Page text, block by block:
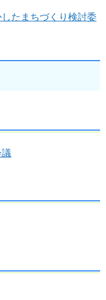
たまちづくり検討委